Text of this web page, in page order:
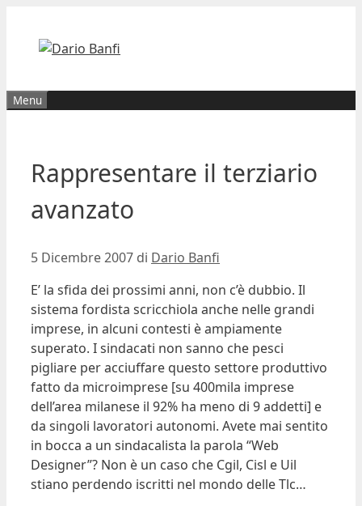
contenuto
Menu
Rappresentare il terziario
avanzato
5 Dicembre 2007 di Dario Banfi
E’ la sfida dei prossimi anni, non c’è dubbio. Il
sistema fordista scricchiola anche nelle grandi
imprese, in alcuni contesti è ampiamente
superato. I sindacati non sanno che pesci
pigliare per acciuffare questo settore produttivo
fatto da microimprese [su 400mila imprese
dell’area milanese il 92% ha meno di 9 addetti] e
da singoli lavoratori autonomi. Avete mai sentito
in bocca a un sindacalista la parola “Web
Designer”? Non è un caso che Cgil, Cisl e Uil
stiano perdendo iscritti nel mondo delle Tlc…